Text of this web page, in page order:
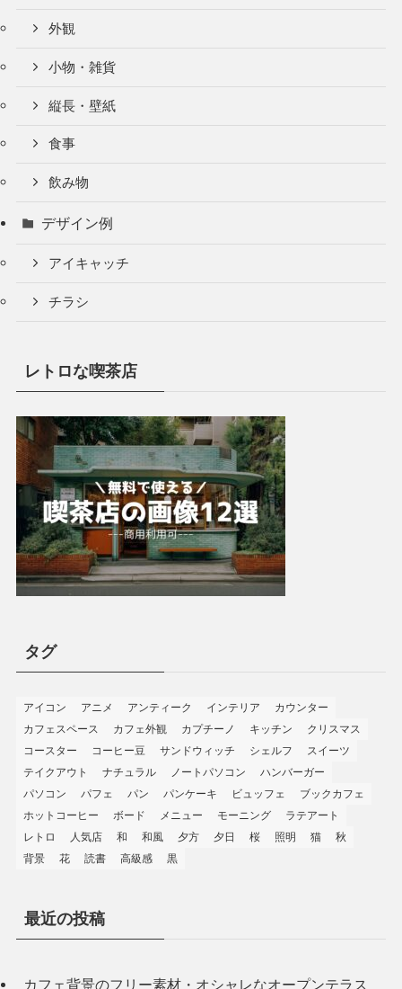
外観
小物・雑貨
縦長・壁紙
食事
飲み物
デザイン例
アイキャッチ
チラシ
レトロな喫茶店
タグ
アイコン アニメ アンティーク インテリア
カウンター
カフェスペース
カフェ外観 カプチーノ キッチン
クリスマス
コースター
コーヒー豆 サンドウィッチ シェルフ
スイーツ
テイクアウト
ナチュラル ノートパソコン
ハンバーガー
パソコン
パフェ パン パンケーキ ビュッフェ
ブックカフェ
ホットコーヒー
ボード メニュー モーニング
ラテアート
レトロ
人気店 和 和風 夕方 夕日 桜 照明 猫
秋
背景
花 読書 高級感 黒
最近の投稿
カフェ背景のフリー素材・オシャレなオープンテラス